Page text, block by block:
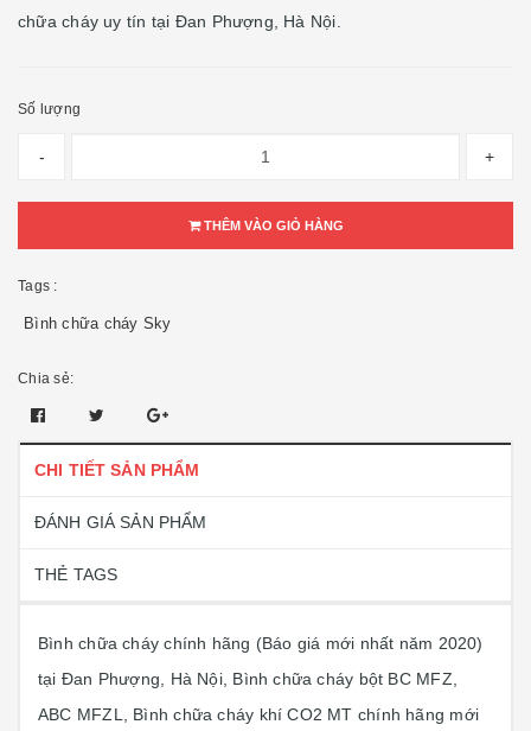
chữa cháy uy tín tại Đan Phượng, Hà Nội.
Số lượng
- +
THÊM VÀO GIỎ HÀNG
Tags :
Bình chữa cháy Sky
Chia sẻ:
CHI TIẾT SẢN PHẨM
ĐÁNH GIÁ SẢN PHẨM
THẺ TAGS
Bình chữa cháy chính hãng (Báo giá mới nhất năm 2020)
tại Đan Phượng, Hà Nội, Bình chữa cháy bột BC MFZ,
ABC MFZL, Bình chữa cháy khí CO2 MT chính hãng mới